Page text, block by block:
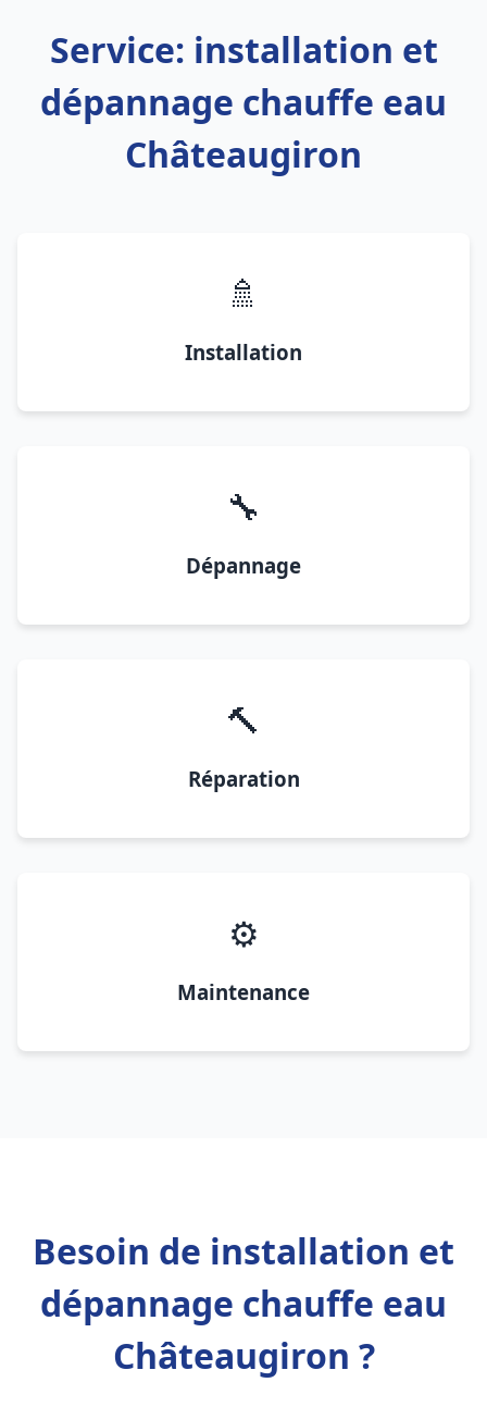
Service: installation et
dépannage chauffe eau
Châteaugiron
🚿
Installation
🔧
Dépannage
🔨
Réparation
⚙️
Maintenance
Besoin de installation et
dépannage chauffe eau
Châteaugiron ?